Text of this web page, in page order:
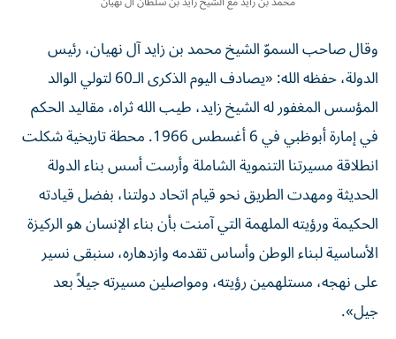
وقال صاحب السموّ الشيخ محمد بن زايد آل نهيان، رئيس
الدولة، حفظه الله: «يصادف اليوم الذكرى الـ60 لتولي الوالد
المؤسس المغفور له الشيخ زايد، طيب الله ثراه، مقاليد الحكم
في إمارة أبوظبي في 6 أغسطس 1966. محطة تاريخية شكلت
انطلاقة مسيرتنا التنموية الشاملة وأرست أسس بناء الدولة
الحديثة ومهدت الطريق نحو قيام اتحاد دولتنا، بفضل قيادته
الحكيمة ورؤيته الملهمة التي آمنت بأن بناء الإنسان هو الركيزة
الأساسية لبناء الوطن وأساس تقدمه وازدهاره، سنبقى نسير
على نهجه، مستلهمين رؤيته، ومواصلين مسيرته جيلاً بعد
جيل».